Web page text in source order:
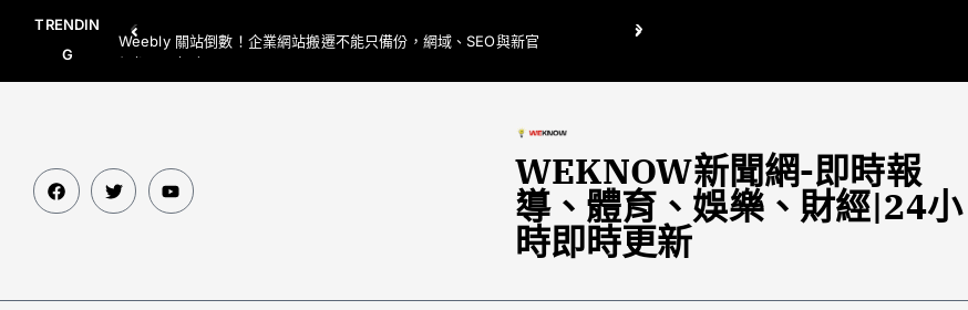
TRENDIN
G
Weebly 關站倒數！企業網站搬遷不能只備份，網域、SEO與新官
網都要一起處理
翁曉玲喊刪陸委會1295萬媒宣費惹議 梁文傑回「只能靠嘴巴」
WEKNOW新聞網-即時報
導、體育、娛樂、財經|24小
時即時更新